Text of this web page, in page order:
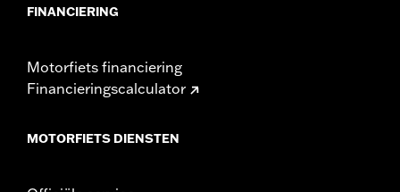
FINANCIERING
Motorfiets financiering
Financieringscalculator
MOTORFIETS DIENSTEN